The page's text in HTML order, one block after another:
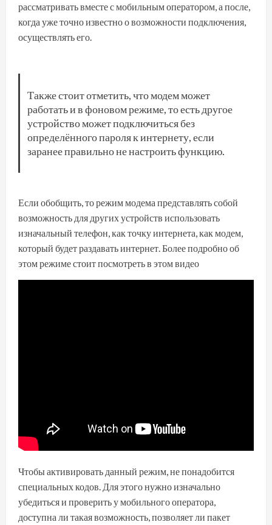
рассматривать вместе с мобильным оператором, а после,
когда уже точно известно о возможности подключения,
осуществлять его.
Также стоит отметить, что модем может
работать и в фоновом режиме, то есть другое
устройство может подключиться без
определённого пароля к интернету, если
заранее правильно не настроить функцию.
Если обобщить, то режим модема представлять собой
возможность для других устройств использовать
изначальный телефон, как точку интернета, как модем,
который будет раздавать интернет. Более подробно об
этом режиме стоит посмотреть в этом видео
Чтобы активировать данный режим, не понадобится
специальных кодов. Для этого нужно изначально
убедиться и проверить у мобильного оператора,
доступна ли такая возможность, позволяет ли пакет